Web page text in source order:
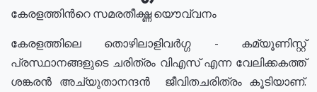
കേരളത്തിൻറെ സമരതീക്ഷ്ണ യൌവ്വനം
കേരളത്തിലെ തൊഴിലാളിവർഗ്ഗ - കമ്യൂണിസ്റ്റ്
പ്രസ്ഥാനങ്ങളുടെ ചരിത്രം വിഎസ് എന്ന വേലിക്കകത്ത്
ശങ്കരൻ അച്യുതാനന്ദൻ ജീവിതചരിത്രം കൂടിയാണ്.